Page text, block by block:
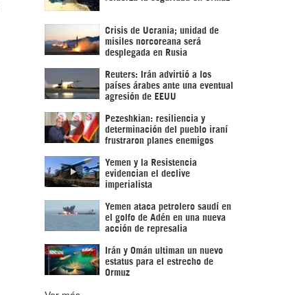
Crisis de Ucrania; unidad de
misiles norcoreana será
desplegada en Rusia
Reuters: Irán advirtió a los
países árabes ante una eventual
agresión de EEUU
Pezeshkian: resiliencia y
determinación del pueblo iraní
frustraron planes enemigos
Yemen y la Resistencia
evidencian el declive
imperialista
Yemen ataca petrolero saudí en
el golfo de Adén en una nueva
acción de represalia
Irán y Omán ultiman un nuevo
estatus para el estrecho de
Ormuz